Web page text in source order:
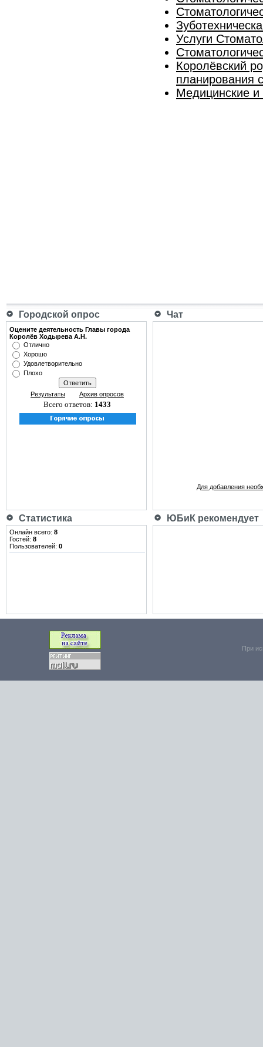
Услуги
Королёвский
планирования
Медицинские
Городской опрос Чат
Оцените деятельность Главы города
Королёв Ходырева А.Н.
Отлично
Хорошо
Удовлетворительно
Плохо
Результаты Архив опросов
Всего ответов: 1433
Для добавления
Статистика ЮБиК рекомендует
Онлайн всего: 8
Гостей: 8
Пользователей: 0
При